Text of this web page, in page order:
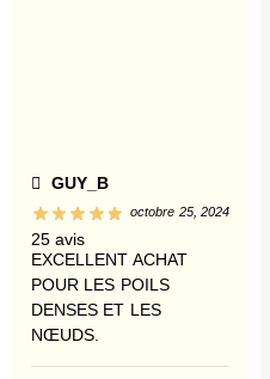
GUY_B
25 avis
octobre 25, 2024
EXCELLENT ACHAT
POUR LES POILS
DENSES ET LES
NŒUDS.